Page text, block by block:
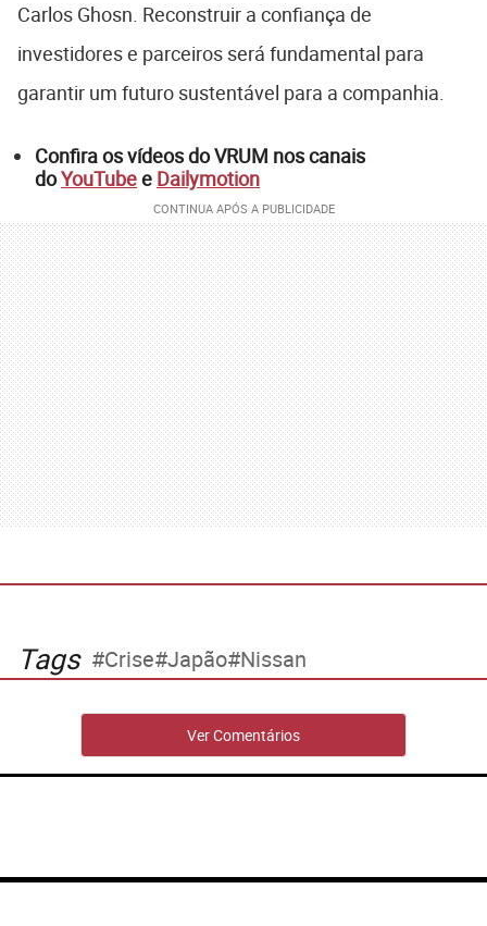
Carlos Ghosn. Reconstruir a confiança de
investidores e parceiros será fundamental para
garantir um futuro sustentável para a companhia.
Confira os vídeos do VRUM nos canais
doYouTubee Dailymotion
Tags Crise Japão Nissan
Ver Comentários